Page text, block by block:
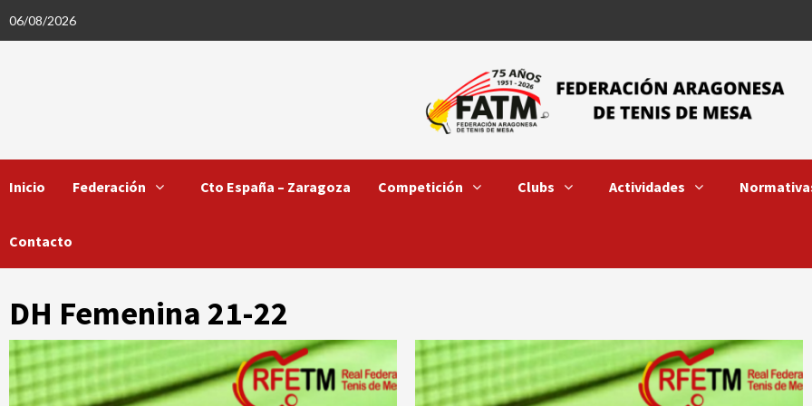
06/08/2026
Inicio Federación Cto España – Zaragoza Competición Clubs Actividades
Contacto
DH Femenina 21-22